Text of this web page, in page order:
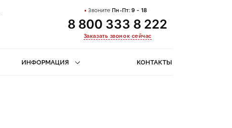
ЗвонитеПн-Пт:9 - 18
8 800 333 8 222
Заказать звонок сейчас
ИНФОРМАЦИЯ КОНТАКТЫ